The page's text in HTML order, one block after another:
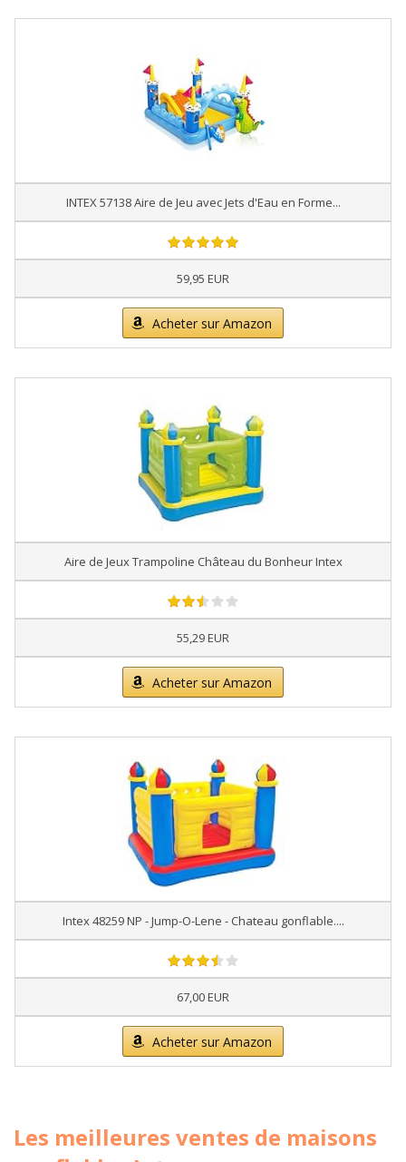
INTEX 57138 Aire de Jeu avec Jets d'Eau en Forme...
59,95 EUR
Acheter sur Amazon
Aire de Jeux Trampoline Château du Bonheur Intex
55,29 EUR
Acheter sur Amazon
Intex 48259 NP - Jump-O-Lene - Chateau gonflable....
67,00 EUR
Acheter sur Amazon
Les meilleures ventes de maisons